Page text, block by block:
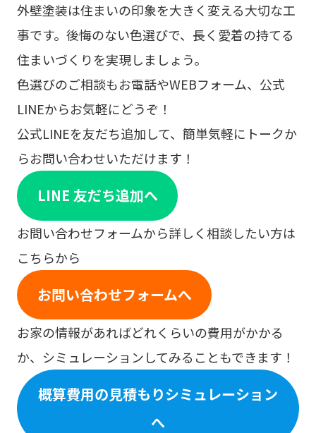
外壁塗装は住まいの印象を大きく変える大切な工
事です。後悔のない色選びで、長く愛着の持てる
住まいづくりを実現しましょう。
色選びのご相談もお電話やWEBフォーム、公式
LINEからお気軽にどうぞ！
公式LINEを友だち追加して、簡単気軽にトークか
らお問い合わせいただけます！
LINE 友だち追加へ
お問い合わせフォームから詳しく相談したい方は
こちらから
お問い合わせフォームへ
お家の情報があればどれくらいの費用がかかる
か、シミュレーションしてみることもできます！
概算費用の見積もりシミュレーション
へ